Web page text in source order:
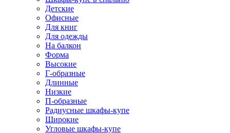
Детские
Офисные
Для книг
Для одежды
На балкон
Форма
Высокие
Г-образные
Длинные
Низкие
П-образные
Радиусные шкафы-купе
Широкие
Угловые шкафы-купе